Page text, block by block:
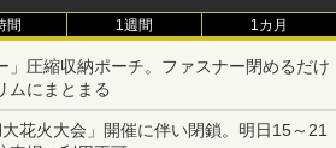
間 1週間 1カ月
」圧縮収納ポーチ。ファスナー閉めるだけ
ムにまとまる
花火大会」開催に伴い閉鎖。明日15～21